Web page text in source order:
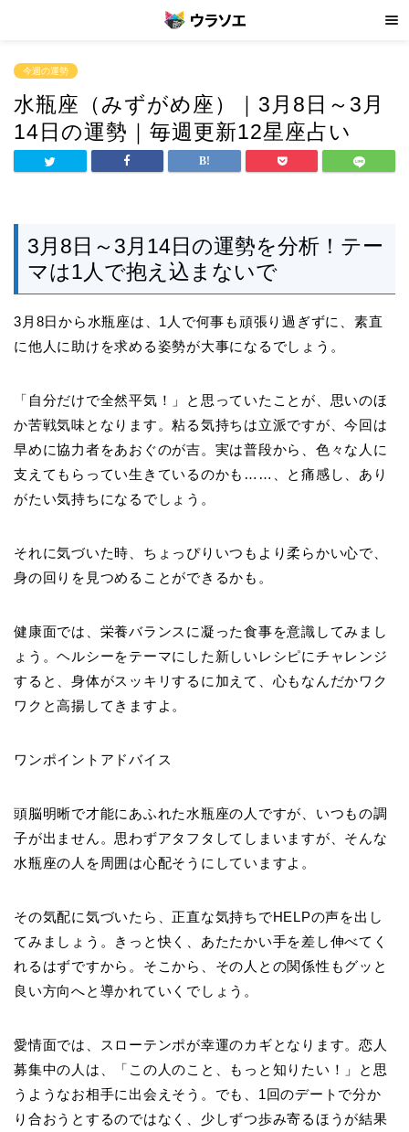
今週の運勢
水瓶座（みずがめ座）｜3月8日～3月
14日の運勢｜毎週更新12星座占い
3月8日～3月14日の運勢を分析！テー
マは1人で抱え込まないで
3月8日から水瓶座は、1人で何事も頑張り過ぎずに、素直
に他人に助けを求める姿勢が大事になるでしょう。
「自分だけで全然平気！」と思っていたことが、思いのほ
か苦戦気味となります。粘る気持ちは立派ですが、今回は
早めに協力者をあおぐのが吉。実は普段から、色々な人に
支えてもらってい生きているのかも……、と痛感し、あり
がたい気持ちになるでしょう。
それに気づいた時、ちょっぴりいつもより柔らかい心で、
身の回りを見つめることができるかも。
健康面では、栄養バランスに凝った食事を意識してみまし
ょう。ヘルシーをテーマにした新しいレシピにチャレンジ
すると、身体がスッキリするに加えて、心もなんだかワク
ワクと高揚してきますよ。
ワンポイントアドバイス
頭脳明晰で才能にあふれた水瓶座の人ですが、いつもの調
子が出ません。思わずアタフタしてしまいますが、そんな
水瓶座の人を周囲は心配そうにしていますよ。
その気配に気づいたら、正直な気持ちでHELPの声を出し
てみましょう。きっと快く、あたたかい手を差し伸べてく
れるはずですから。そこから、その人との関係性もグッと
良い方向へと導かれていくでしょう。
愛情面では、スローテンポが幸運のカギとなります。恋人
募集中の人は、「この人のこと、もっと知りたい！」と思
うようなお相手に出会えそう。でも、1回のデートで分か
り合おうとするのではなく、少しずつ歩み寄るほうが結果